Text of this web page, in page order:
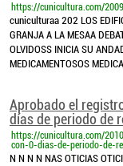
https://cunicultura.com/
cuniculturaa 202 LOS
GRANJA A LA MESAA
OLVIDOSS INICIA SU
MEDICAMENTOSOS
Aprobado el
días de periodo de
https://cunicultura.com/
con-0-dias-de-periodo-de-
N N N N NAS OTICIAS